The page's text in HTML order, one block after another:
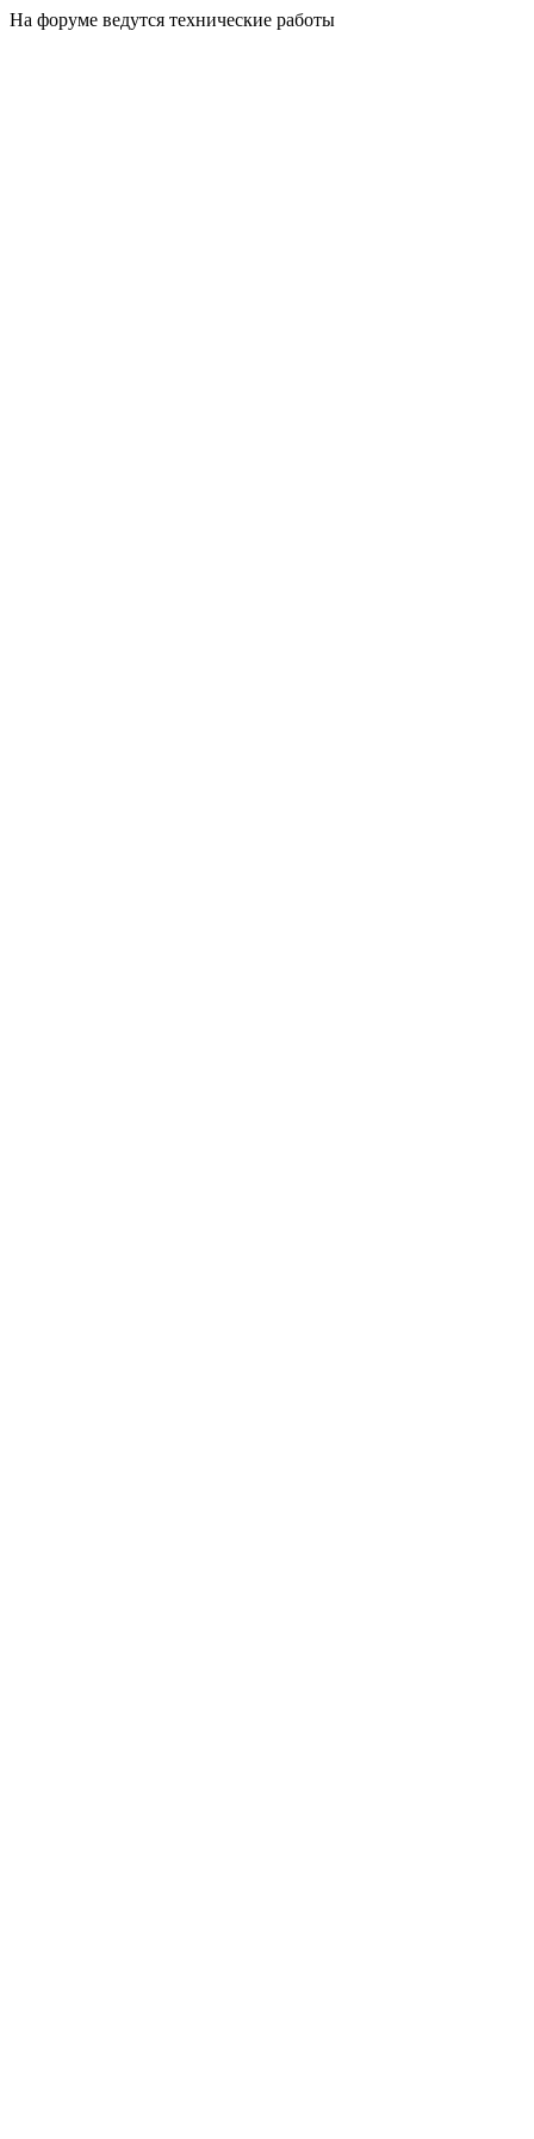
На форуме ведутся технические работы